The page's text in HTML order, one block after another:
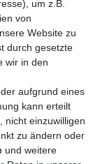
um z.B.
von
Website zu
durch gesetzte
wir in den
aufgrund eines
kann erteilt
nicht einzuwilligen
zu ändern oder
und weitere